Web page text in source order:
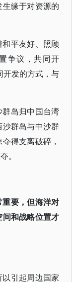
缘于对资源的
平友好、照顾
争议，共同开
开发的方式，与
岛归中国台湾
群岛与中沙群
得支离破碎，
。
要，但海洋对
和战略位置才
引起周边国家